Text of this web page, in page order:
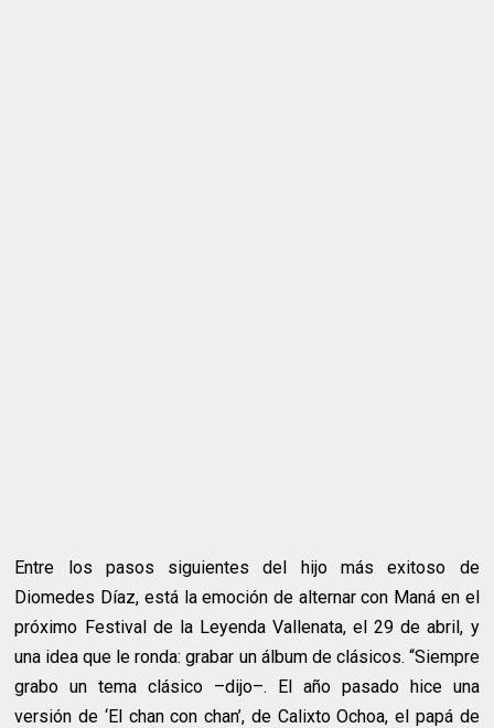
Entre los pasos siguientes del hijo más exitoso de
Diomedes Díaz, está la emoción de alternar con Maná en el
próximo Festival de la Leyenda Vallenata, el 29 de abril, y
una idea que le ronda: grabar un álbum de clásicos. “Siempre
grabo un tema clásico –dijo–. El año pasado hice una
versión de ‘El chan con chan’, de Calixto Ochoa, el papá de